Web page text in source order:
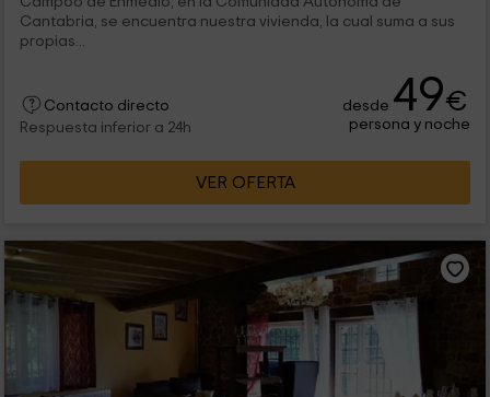
Cantabria, se encuentra nuestra vivienda, la cual suma a sus
propias...
Contacto directo
Respuesta inferior a 24h
desde 49€
persona y noche
VER OFERTA